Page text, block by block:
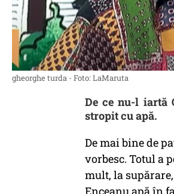
gheorghe turda - Foto: LaMaruta
De ce nu-l iartă
stropit cu apă.
De mai bine de
vorbesc. Totul a
mult, la
Enceanu apă în